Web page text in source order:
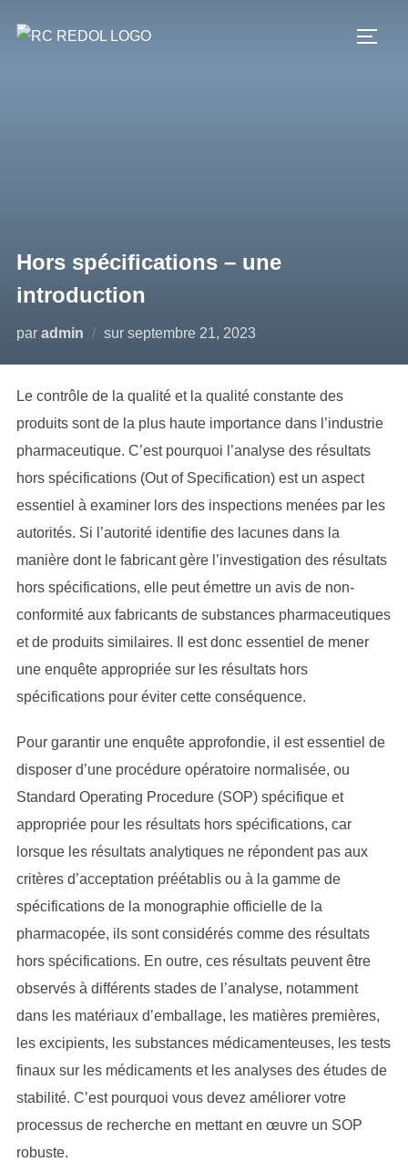
Hors spécifications – une
introduction
par admin sur septembre 21, 2023
Le contrôle de la qualité et la qualité constante des
produits sont de la plus haute importance dans l’industrie
pharmaceutique. C’est pourquoi l’analyse des résultats
hors spécifications (Out of Specification) est un aspect
essentiel à examiner lors des inspections menées par les
autorités. Si l’autorité identifie des lacunes dans la
manière dont le fabricant gère l’investigation des résultats
hors spécifications, elle peut émettre un avis de non-
conformité aux fabricants de substances pharmaceutiques
et de produits similaires. Il est donc essentiel de mener
une enquête appropriée sur les résultats hors
spécifications pour éviter cette conséquence.
Pour garantir une enquête approfondie, il est essentiel de
disposer d’une procédure opératoire normalisée, ou
Standard Operating Procedure (SOP) spécifique et
appropriée pour les résultats hors spécifications, car
lorsque les résultats analytiques ne répondent pas aux
critères d’acceptation préétablis ou à la gamme de
spécifications de la monographie officielle de la
pharmacopée, ils sont considérés comme des résultats
hors spécifications. En outre, ces résultats peuvent être
observés à différents stades de l’analyse, notamment
dans les matériaux d’emballage, les matières premières,
les excipients, les substances médicamenteuses, les tests
finaux sur les médicaments et les analyses des études de
stabilité. C’est pourquoi vous devez améliorer votre
processus de recherche en mettant en œuvre un SOP
robuste.